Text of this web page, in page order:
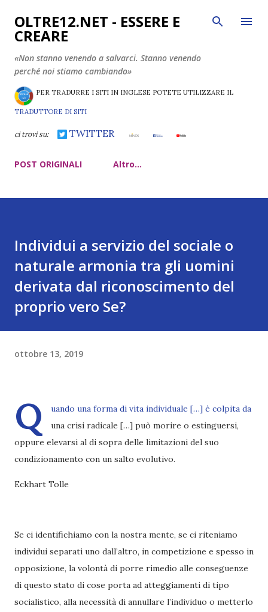
Passa ai contenuti principali
OLTRE12.NET - ESSERE E
CREARE
«Non stanno venendo a salvarci. Stanno venendo
perché noi stiamo cambiando»
PER TRADURRE I SITI IN INGLESE POTETE UTILIZZARE IL
TRADUTTORE DI SITI
ci trovi su: TWITTER
POST ORIGINALI Altro…
Individui a servizio del sociale o
naturale armonia tra gli uomini
derivata dal riconoscimento del
proprio vero Se?
ottobre 13, 2019
Q
uando una forma di vita individuale […] è colpita da
una crisi radicale […] può morire o estinguersi,
oppure elevarsi al di sopra delle limitazioni del suo
condizionamento con un salto evolutivo.
Eckhart Tolle
Se ci identifichiamo con la nostra mente, se ci riteniamo
individui separati uno dall’altro, in competizione e spesso in
opposizione, la volontà di porre rimedio alle conseguenze
di questo stato di cose porta ad atteggiamenti di tipo
socialistico, alla necessità di annullare l’individuo o metterlo